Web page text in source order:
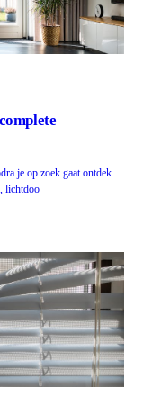
je op zoek gaat ontdek
lichtdoo